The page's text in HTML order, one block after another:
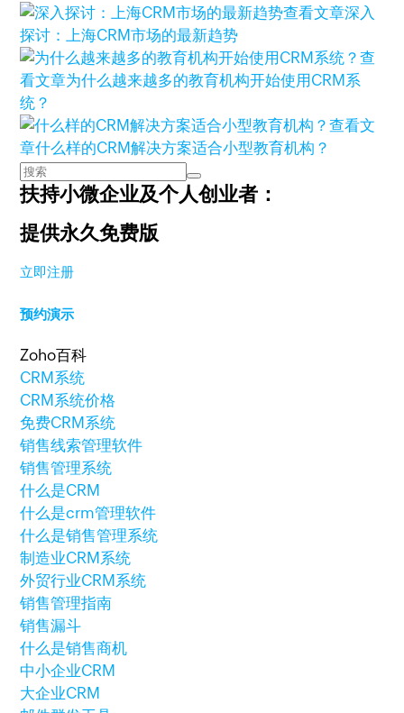
查看文章深入
探讨：上海CRM市场的最新趋势
查
看文章为什么越来越多的教育机构开始使用CRM系
统？
查看文
章什么样的CRM解决方案适合小型教育机构？
扶持小微企业及个人创业者：
提供永久免费版
立即注册
预约演示
Zoho百科
CRM系统
CRM系统价格
免费CRM系统
销售线索管理软件
销售管理系统
什么是CRM
什么是crm管理软件
什么是销售管理系统
制造业CRM系统
外贸行业CRM系统
销售管理指南
销售漏斗
什么是销售商机
中小企业CRM
大企业CRM